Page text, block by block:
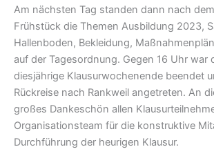
Am nächsten Tag standen dann nach
Frühstück die Themen Ausbildung 2023,
Hallenboden, Bekleidung,
auf der Tagesordnung. Gegen 16 Uhr war
diesjährige Klausurwochenende beendet
Rückreise nach Rankweil angetreten. An
großes Dankeschön allen
Organisationsteam für die konstruktive
Durchführung der heurigen Klausur.